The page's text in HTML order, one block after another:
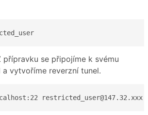
přípravku se připojíme k svému
a vytvoříme reverzní tunel.